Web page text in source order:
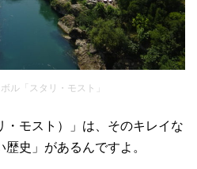
ル「スタリ・モスト」
・モスト）」は、そのキレイな
史」があるんですよ。